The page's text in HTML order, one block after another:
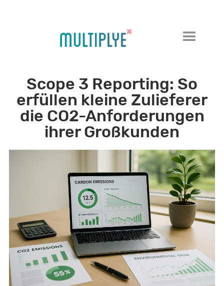
Scope 3 Reporting: So
erfüllen kleine Zulieferer
die CO2-Anforderungen
ihrer Großkunden